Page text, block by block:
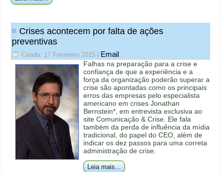
Crises acontecem por falta de ações
preventivas
Criado: 17 Fevereiro 2015 Email
Falhas na preparação para a crise e
confiança de que a experiência e a
força da organização poderão superar a
crise são apontadas como os principais
erros das empresas pelo especialista
americano em crises Jonathan
Bernstein*, em entrevista exclusiva ao
site Comunicação & Crise. Ele fala
também da perda de influência da mídia
tradicional, do papel do CEO, além de
indicar os dez passos para uma correta
administração de crise.
Leia mais...